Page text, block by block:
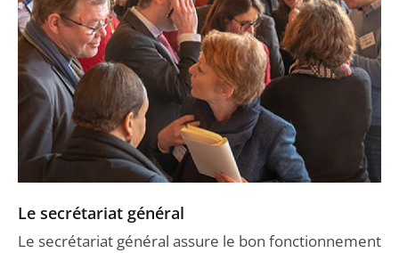
Le secrétariat général
Le secrétariat général assure le bon fonctionnement